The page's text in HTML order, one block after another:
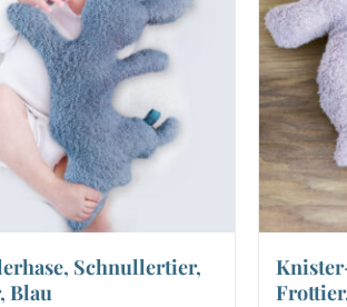
Schnullertier,
Blau